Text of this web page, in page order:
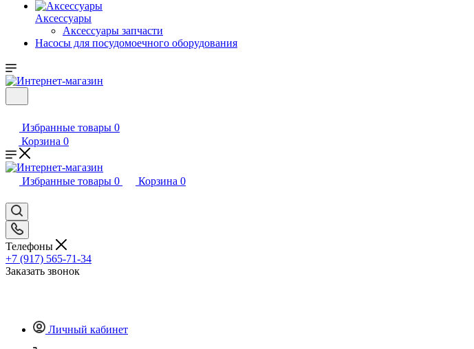
Аксессуары
Аксессуары запчасти
Насосы для посудомоечного оборудования
Избранные товары 0
Корзина 0
Избранные товары 0 Корзина 0
Телефоны
+7 (917) 565-71-34
Заказать звонок
Личный кабинет